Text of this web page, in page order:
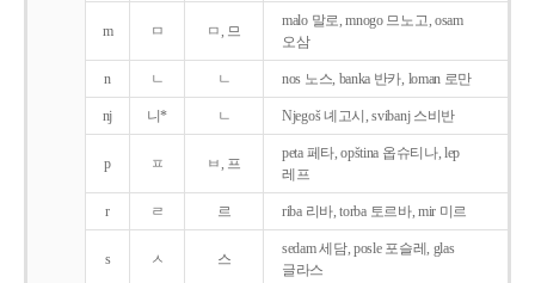
m ㅁ ㅁ, 므
malo 말로, mnogo 므노고, osam
오삼
n ㄴ ㄴ nos 노스, banka 반카, loman 로만
nj 니* ㄴ Njegoš 녜고시, svibanj 스비반
p ㅍ ㅂ, 프
peta 페타, opština 옵슈티나, lep
레프
r ㄹ 르 riba 리바, torba 토르바, mir 미르
s ㅅ 스
sedam 세담, posle 포슬레, glas
글라스